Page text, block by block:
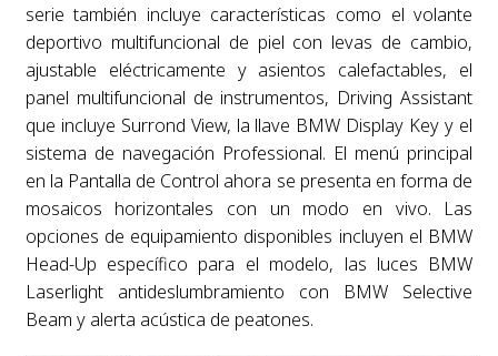
serie también incluye características como el volante
deportivo multifuncional de piel con levas de cambio,
ajustable eléctricamente y asientos calefactables, el
panel multifuncional de instrumentos, Driving Assistant
que incluye Surrond View, la llave BMW Display Key y el
sistema de navegación Professional. El menú principal
en la Pantalla de Control ahora se presenta en forma de
mosaicos horizontales con un modo en vivo. Las
opciones de equipamiento disponibles incluyen el BMW
Head-Up específico para el modelo, las luces BMW
Laserlight antideslumbramiento con BMW Selective
Beam y alerta acústica de peatones.